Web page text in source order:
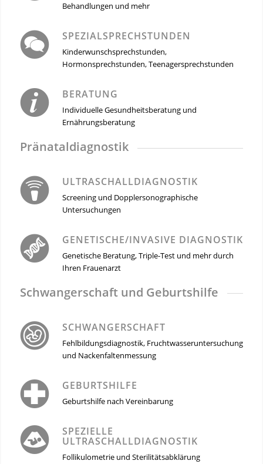
Behandlungen und mehr
SPEZIALSPRECHSTUNDEN
Kinderwunschsprechstunden,
Hormonsprechstunden, Teenagersprechstunden
BERATUNG
Individuelle Gesundheitsberatung und
Ernährungsberatung
Pränataldiagnostik
ULTRASCHALLDIAGNOSTIK
Screening und Dopplersonographische
Untersuchungen
GENETISCHE/INVASIVE DIAGNOSTIK
Genetische Beratung, Triple-Test und mehr durch
Ihren Frauenarzt
Schwangerschaft und Geburtshilfe
SCHWANGERSCHAFT
Fehlbildungsdiagnostik, Fruchtwasseruntersuchung
und Nackenfaltenmessung
GEBURTSHILFE
Geburtshilfe nach Vereinbarung
SPEZIELLE
ULTRASCHALLDIAGNOSTIK
Follikulometrie und Sterilitätsabklärung